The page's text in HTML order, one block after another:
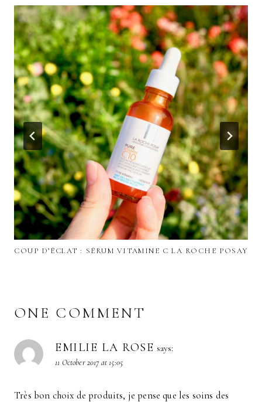
COUP D’ÉCLAT : SÉRUM VITAMINE C LA ROCHE POSAY
ONE COMMENT
EMILIE LA ROSE says:
11 October 2017 at 15:05
Très bon choix de produits, je pense que les soins des